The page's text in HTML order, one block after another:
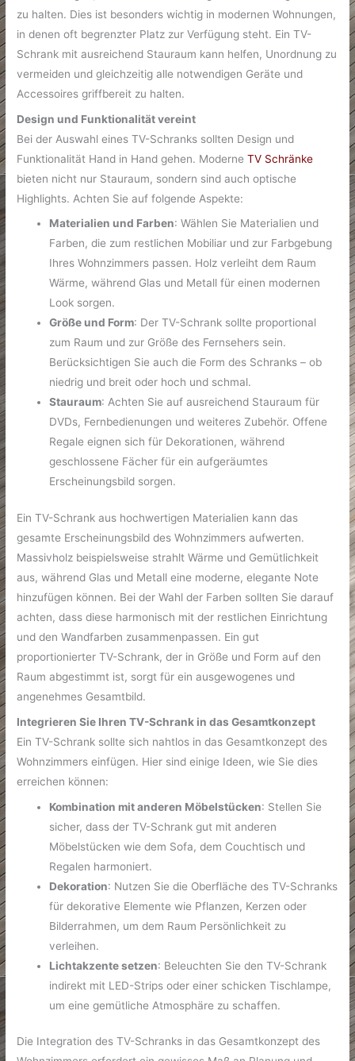
zu halten. Dies ist besonders wichtig in modernen Wohnungen,
in denen oft begrenzter Platz zur Verfügung steht. Ein TV-
Schrank mit ausreichend Stauraum kann helfen, Unordnung zu
vermeiden und gleichzeitig alle notwendigen Geräte und
Accessoires griffbereit zu halten.
Design und Funktionalität vereint
Bei der Auswahl eines TV-Schranks sollten Design und
Funktionalität Hand in Hand gehen. ModerneTV Schränke
bieten nicht nur Stauraum, sondern sind auch optische
Highlights. Achten Sie auf folgende Aspekte:
Materialien und Farben: Wählen Sie Materialien und
Farben, die zum restlichen Mobiliar und zur Farbgebung
Ihres Wohnzimmers passen. Holz verleiht dem Raum
Wärme, während Glas und Metall für einen modernen
Look sorgen.
Größe und Form: Der TV-Schrank sollte proportional
zum Raum und zur Größe des Fernsehers sein.
Berücksichtigen Sie auch die Form des Schranks – ob
niedrig und breit oder hoch und schmal.
Stauraum: Achten Sie auf ausreichend Stauraum für
DVDs, Fernbedienungen und weiteres Zubehör. Offene
Regale eignen sich für Dekorationen, während
geschlossene Fächer für ein aufgeräumtes
Erscheinungsbild sorgen.
Ein TV-Schrank aus hochwertigen Materialien kann das
gesamte Erscheinungsbild des Wohnzimmers aufwerten.
Massivholz beispielsweise strahlt Wärme und Gemütlichkeit
aus, während Glas und Metall eine moderne, elegante Note
hinzufügen können. Bei der Wahl der Farben sollten Sie darauf
achten, dass diese harmonisch mit der restlichen Einrichtung
und den Wandfarben zusammenpassen. Ein gut
proportionierter TV-Schrank, der in Größe und Form auf den
Raum abgestimmt ist, sorgt für ein ausgewogenes und
angenehmes Gesamtbild.
Integrieren Sie Ihren TV-Schrank in das Gesamtkonzept
Ein TV-Schrank sollte sich nahtlos in das Gesamtkonzept des
Wohnzimmers einfügen. Hier sind einige Ideen, wie Sie dies
erreichen können:
Kombination mit anderen Möbelstücken: Stellen Sie
sicher, dass der TV-Schrank gut mit anderen
Möbelstücken wie dem Sofa, dem Couchtisch und
Regalen harmoniert.
Dekoration: Nutzen Sie die Oberfläche des TV-Schranks
für dekorative Elemente wie Pflanzen, Kerzen oder
Bilderrahmen, um dem Raum Persönlichkeit zu
verleihen.
Lichtakzente setzen: Beleuchten Sie den TV-Schrank
indirekt mit LED-Strips oder einer schicken Tischlampe,
um eine gemütliche Atmosphäre zu schaffen.
Die Integration des TV-Schranks in das Gesamtkonzept des